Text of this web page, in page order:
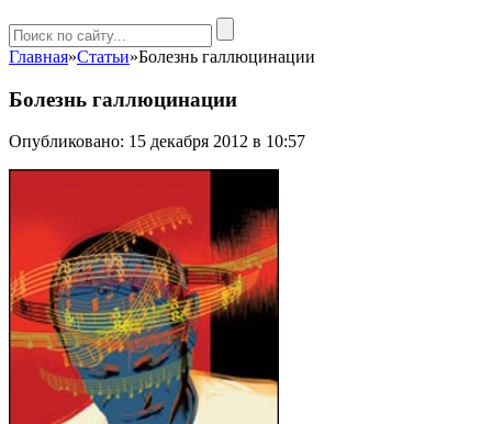
Главная»Статьи»Болезнь галлюцинации
Болезнь галлюцинации
Опубликовано: 15 декабря 2012 в 10:57